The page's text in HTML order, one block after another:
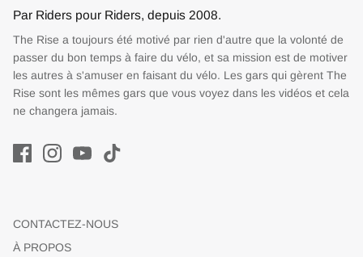
Par Riders pour Riders, depuis 2008.
The Rise a toujours été motivé par rien d'autre que la volonté de
passer du bon temps à faire du vélo, et sa mission est de motiver
les autres à s'amuser en faisant du vélo. Les gars qui gèrent The
Rise sont les mêmes gars que vous voyez dans les vidéos et cela
ne changera jamais.
CONTACTEZ-NOUS
À PROPOS